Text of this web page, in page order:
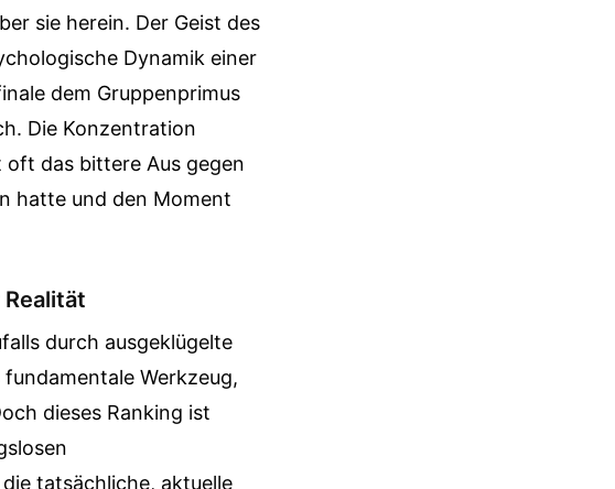
sie herein. Der Geist des
Dynamik einer
dem Gruppenprimus
Die Konzentration
das bittere Aus gegen
hatte und den Moment
durch ausgeklügelte
Werkzeug,
dieses Ranking ist
tatsächliche, aktuelle